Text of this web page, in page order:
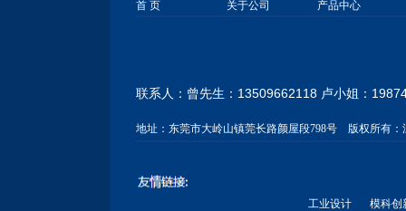
首 页 关于公司 产品中心
联系人：曾先生：13509662118 卢小姐：
地址： 东莞市大岭山镇莞长路颜屋段798号 版权所有：
工业设计 模科创